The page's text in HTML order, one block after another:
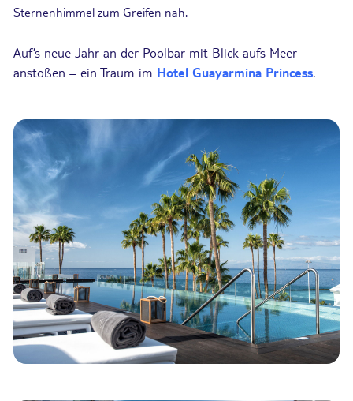
Sternenhimmel zum Greifen nah.
Auf’s neue Jahr an der Poolbar mit Blick aufs Meer
anstoßen – ein Traum im Hotel Guayarmina Princess.